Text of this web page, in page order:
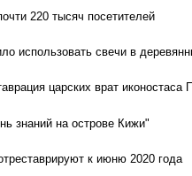
220 тысяч посетителей
использовать свечи в
царских врат иконостаса
знаний на острове Кижи"
к июню 2020 года